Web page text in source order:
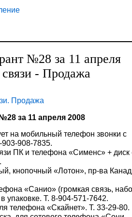
№28 за 11 апреля
- Продажа
Продажа
за 11 апреля 2008
на мобильный телефон звонки с
903-908-7835.
ПК и телефона «Сименс» + диск
кнопочный «Лотон», пр-ва
«Санио» (громкая связь,
упаковке. Т. 8-904-571-7642.
телефона «Скайнет». Т. 33-29-80.